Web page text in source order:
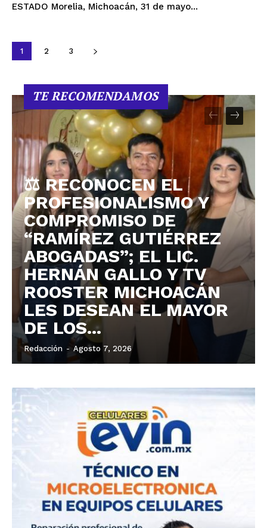
ESTADO Morelia, Michoacán, 31 de mayo...
1 2 3
TE RECOMENDAMOS
⚖️ RECONOCEN EL
PROFESIONALISMO Y
COMPROMISO DE
“RAMÍREZ GUTIÉRREZ
ABOGADAS”; EL LIC.
HERNÁN GALLO Y TV
ROOSTER MICHOACÁN
LES DESEAN EL MAYOR
DE LOS...
Redacción - Agosto 7, 2026